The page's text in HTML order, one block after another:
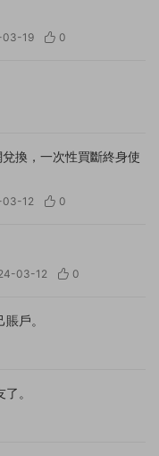
03-19 0
換，一次性買斷終身使
12 0
03-12 0
戶。
。